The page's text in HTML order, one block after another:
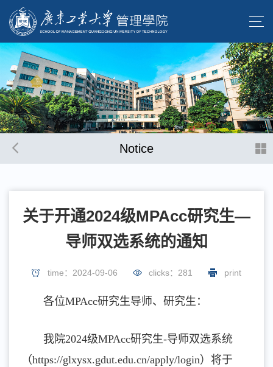
Notice
关于开通2024级MPAcc研究生—
导师双选系统的通知
time：2024-09-06 clicks： 281 print
各位MPAcc研究生导师、研究生：
我院2024级MPAcc研究生-导师双选系统
（https://glxysx.gdut.edu.cn/apply/login）将于